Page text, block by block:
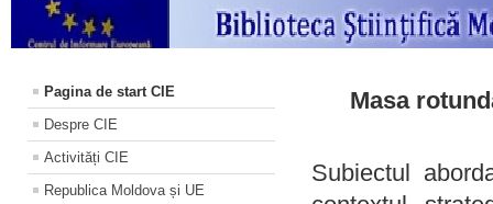
Pagina de start CIE
Despre CIE
Activități CIE
Republica Moldova și UE
Masa
Subiectul